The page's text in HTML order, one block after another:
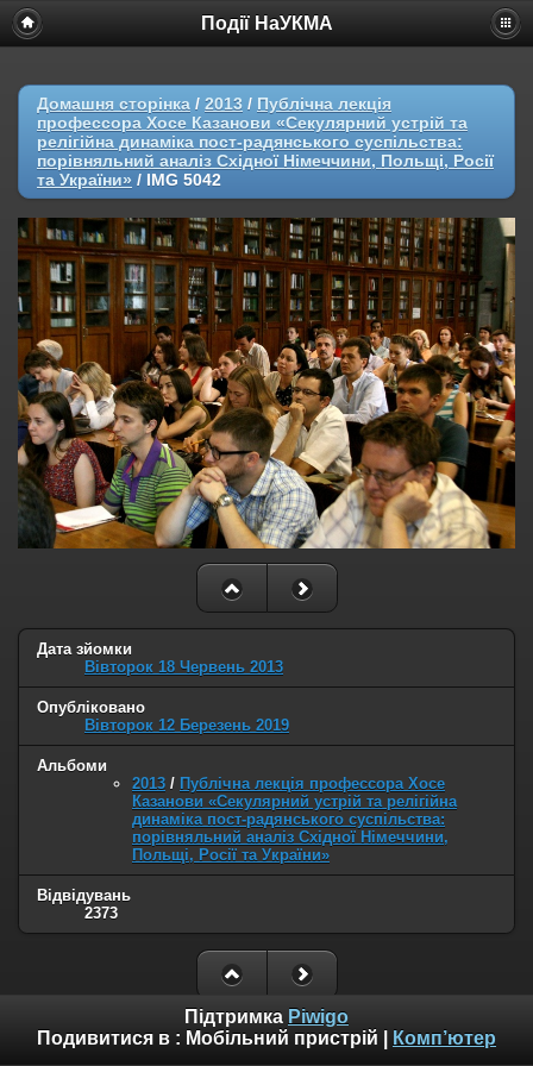
Події НаУКМА
Домашня сторінка / 2013 / Публічна лекція
профессора Хосе Казанови «Секулярний устрій та
релігійна динаміка пост-радянського суспільства:
порівняльний аналіз Східної Німеччини, Польщі, Росії
та України» / IMG 5042
Дата зйомки
Вівторок 18 Червень 2013
Опубліковано
Вівторок 12 Березень 2019
Альбоми
2013 / Публічна лекція профессора Хосе
Казанови «Секулярний устрій та релігійна
динаміка пост-радянського суспільства:
порівняльний аналіз Східної Німеччини,
Польщі, Росії та України»
Відвідувань
2373
Підтримка Piwigo
Подивитися в : Мобільний пристрій Комп’ютер